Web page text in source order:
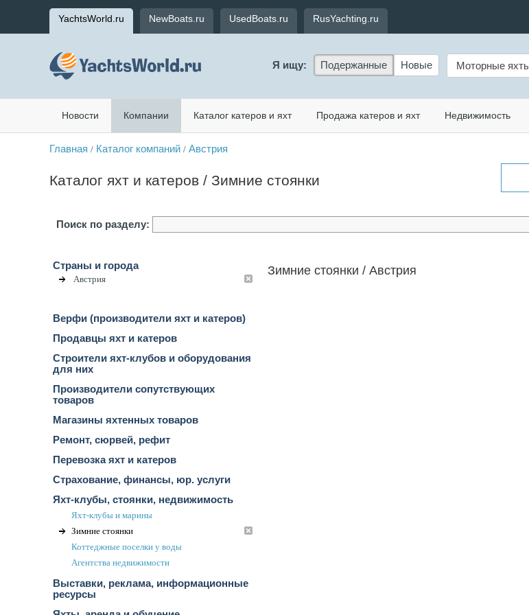
YachtsWorld.ru NewBoats.ru UsedBoats.ru RusYachting.ru
Я ищу: Подержанные Новые
Новости Компании Каталог катеров и яхт Продажа катеров и яхт Недвижимость
Главная / Каталог компаний / Австрия
Каталог яхт и катеров / Зимние стоянки
Поиск по разделу:
Страны и города
Австрия
Верфи (производители яхт и катеров)
Продавцы яхт и катеров
Строители яхт-клубов и оборудования
для них
Производители сопутствующих
товаров
Магазины яхтенных товаров
Ремонт, сюрвей, рефит
Перевозка яхт и катеров
Страхование, финансы, юр. услуги
Яхт-клубы, стоянки, недвижимость
Яхт-клубы и марины
Зимние стоянки
Коттеджные поселки у воды
Агентства недвижимости
Выставки, реклама, информационные
ресурсы
Зимние стоянки / Австрия